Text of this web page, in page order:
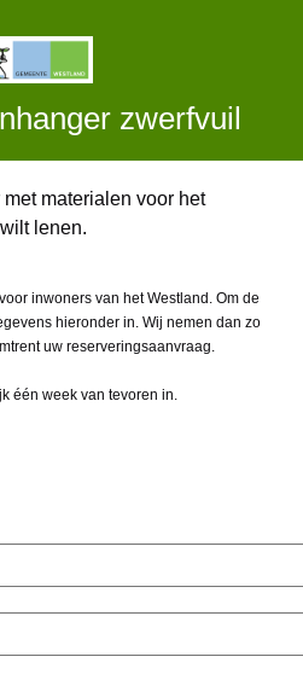
zwerfvuil
materialen voor het
lenen.
inwoners van het Westland. Om de
hieronder in. Wij nemen dan zo
uw reserveringsaanvraag.
één week van tevoren in.